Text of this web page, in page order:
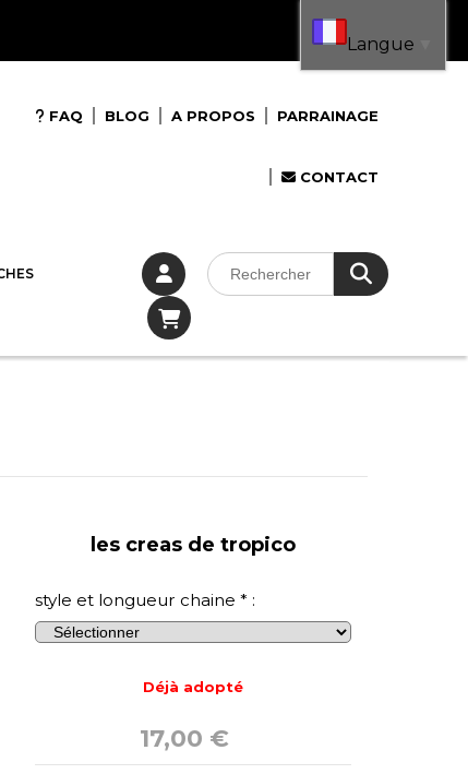
FAQ BLOG A PROPOS PARRAINAGE
CONTACT
les creas de tropico
style et longueur chaine * :
17,00 €
Déjà adopté
Langue